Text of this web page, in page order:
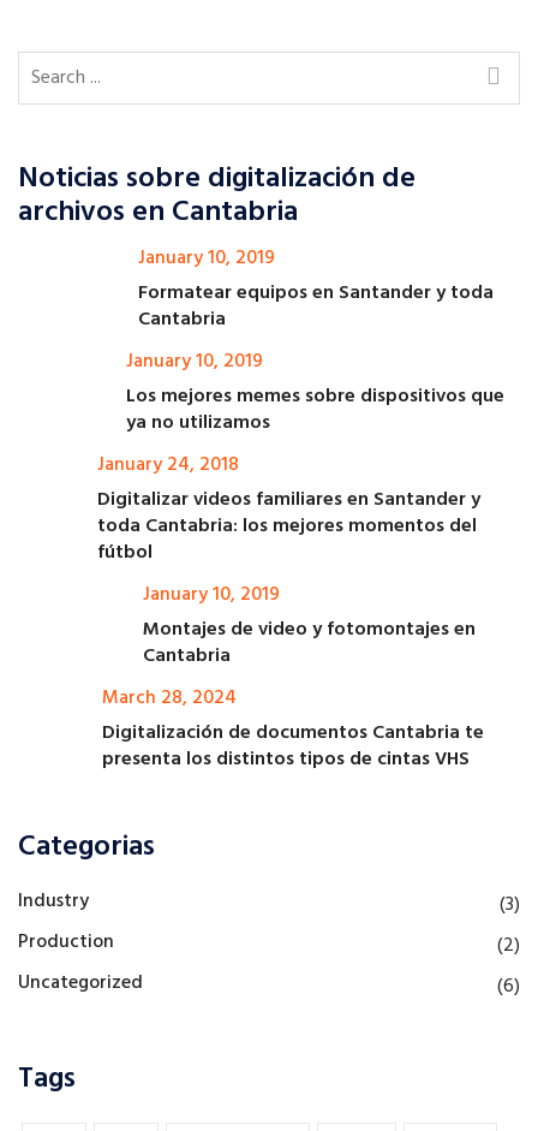
Noticias sobre digitalización de
archivos en Cantabria
January 10, 2019
Formatear equipos en Santander y toda
Cantabria
January 10, 2019
Los mejores memes sobre dispositivos que
ya no utilizamos
January 24, 2018
Digitalizar videos familiares en Santander y
toda Cantabria: los mejores momentos del
fútbol
January 10, 2019
Montajes de video y fotomontajes en
Cantabria
March 28, 2024
Digitalización de documentos Cantabria te
presenta los distintos tipos de cintas VHS
Categorias
Industry
(3)
Production
(2)
Uncategorized
(6)
Tags